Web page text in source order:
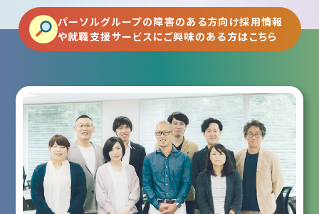
パーソルグループの障害のある方向け採用情報
や就職支援サービスにご興味のある方はこちら